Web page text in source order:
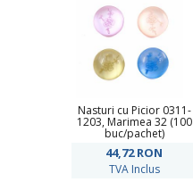
Nasturi cu Picior 0311-
1203, Marimea 32 (100
buc/pachet)
44,72RON
TVA Inclus